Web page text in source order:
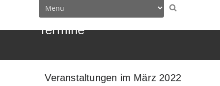
Termine
Veranstaltungen im März 2022